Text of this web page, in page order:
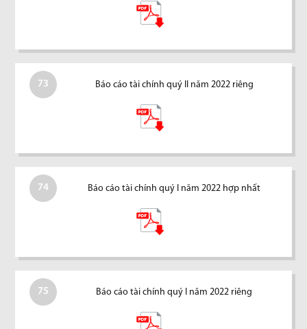
73 Báo cáo tài chính quý II năm 2022 riêng
74 Báo cáo tài chính quý I năm 2022 hợp nhất
75 Báo cáo tài chính quý I năm 2022 riêng